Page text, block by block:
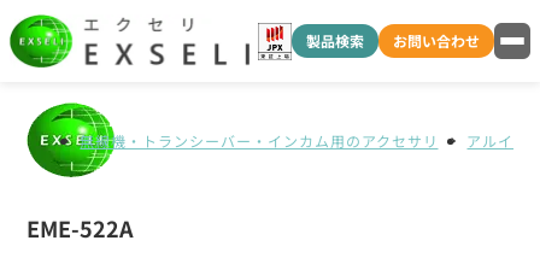
製品検索 お問い合わせ
無線機・トランシーバー・インカム用のアクセサリ アルイン
EME-522A